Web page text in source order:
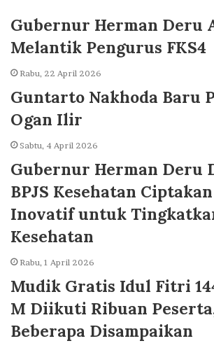
Gubernur Herman Deru
Melantik Pengurus FKS4
Rabu, 22 April 2026
Guntarto Nakhoda Baru
Ogan Ilir
Sabtu, 4 April 2026
Gubernur Herman Deru
BPJS Kesehatan
Inovatif untuk
Kesehatan
Rabu, 1 April 2026
Mudik Gratis Idul Fitri
M Diikuti Ribuan
Beberapa Disampaikan